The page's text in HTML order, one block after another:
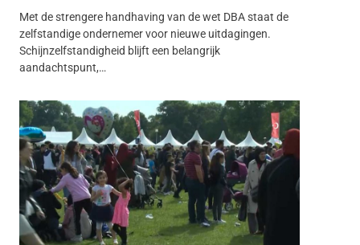
Met de strengere handhaving van de wet DBA staat de
zelfstandige ondernemer voor nieuwe uitdagingen.
Schijnzelfstandigheid blijft een belangrijk
aandachtspunt,…